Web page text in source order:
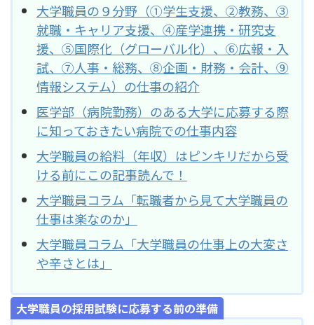
大学職員の９分野（①学生支援、②教務、③
就職・キャリア支援、④産学連携・研究支
援、⑤国際化（グローバル化）、⑥広報・入
試、⑦人事・総務、⑧企画・財務・会計、⑨
情報システム）の仕事の紹介
医学部（病院勤務）のある大学に応募する際
に知っておきたい病院での仕事内容
大学職員の給料（年収）はピンキリだから受
ける前にこの記事読んで！
大学職員コラム「転職者から見て大学職員の
仕事は楽なのか」
大学職員コラム「大学職員の仕事上の大変さ
や辛さとは」
大学職員の採用試験に応募する前の準備